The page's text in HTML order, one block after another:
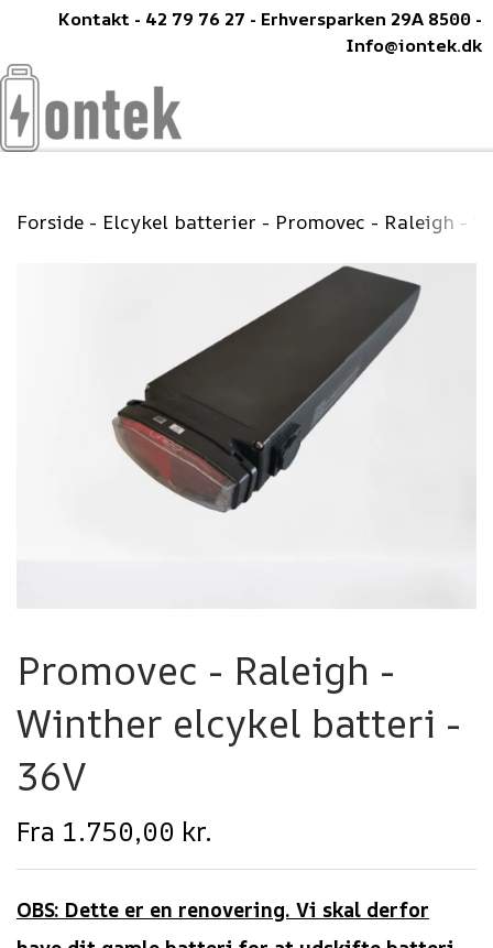
Kontakt - 42 79 76 27 - Erhversparken 29A 8500 -
Info@iontek.dk
Forside Elcykel batterier Promovec - Raleigh -
Promovec - Raleigh -
Winther elcykel batteri -
36V
Fra 1.750,00 kr.
OBS: Dette er en renovering. Vi skal derfor